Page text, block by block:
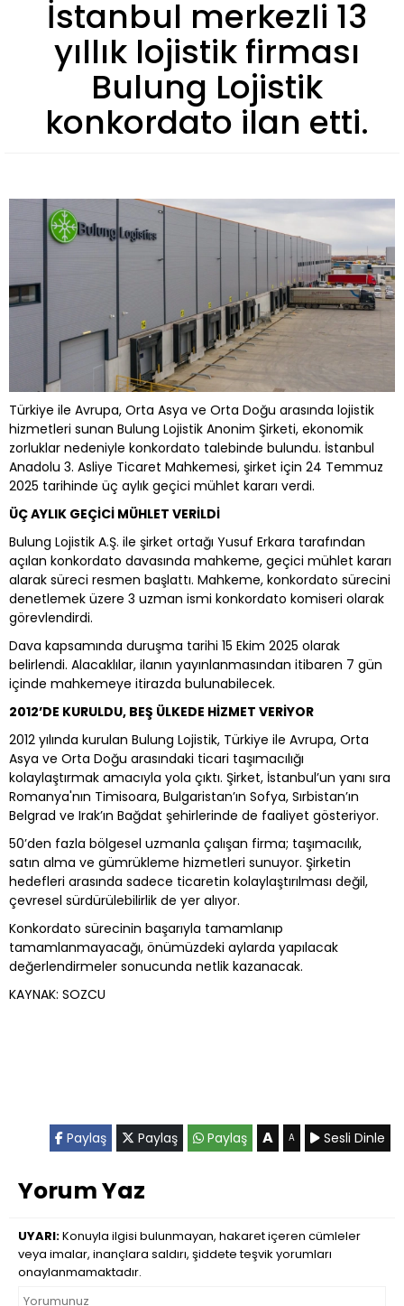
İstanbul merkezli 13
yıllık lojistik firması
Bulung Lojistik
konkordato ilan etti.
Türkiye ile Avrupa, Orta Asya ve Orta Doğu arasında lojistik
hizmetleri sunan Bulung Lojistik Anonim Şirketi, ekonomik
zorluklar nedeniyle konkordato talebinde bulundu. İstanbul
Anadolu 3. Asliye Ticaret Mahkemesi, şirket için 24 Temmuz
2025 tarihinde üç aylık geçici mühlet kararı verdi.
ÜÇ AYLIK GEÇİCİ MÜHLET VERİLDİ
Bulung Lojistik A.Ş. ile şirket ortağı Yusuf Erkara tarafından
açılan konkordato davasında mahkeme, geçici mühlet kararı
alarak süreci resmen başlattı. Mahkeme, konkordato sürecini
denetlemek üzere 3 uzman ismi konkordato komiseri olarak
görevlendirdi.
Dava kapsamında duruşma tarihi 15 Ekim 2025 olarak
belirlendi. Alacaklılar, ilanın yayınlanmasından itibaren 7 gün
içinde mahkemeye itirazda bulunabilecek.
2012’DE KURULDU, BEŞ ÜLKEDE HİZMET VERİYOR
2012 yılında kurulan Bulung Lojistik, Türkiye ile Avrupa, Orta
Asya ve Orta Doğu arasındaki ticari taşımacılığı
kolaylaştırmak amacıyla yola çıktı. Şirket, İstanbul’un yanı sıra
Romanya'nın Timisoara, Bulgaristan’ın Sofya, Sırbistan’ın
Belgrad ve Irak’ın Bağdat şehirlerinde de faaliyet gösteriyor.
50’den fazla bölgesel uzmanla çalışan firma; taşımacılık,
satın alma ve gümrükleme hizmetleri sunuyor. Şirketin
hedefleri arasında sadece ticaretin kolaylaştırılması değil,
çevresel sürdürülebilirlik de yer alıyor.
Konkordato sürecinin başarıyla tamamlanıp
tamamlanmayacağı, önümüzdeki aylarda yapılacak
değerlendirmeler sonucunda netlik kazanacak.
KAYNAK: SOZCU
Paylaş Paylaş Paylaş A A Sesli Dinle
Yorum Yaz
UYARI:Konuyla ilgisi bulunmayan, hakaret içeren cümleler
veya imalar, inançlara saldırı, şiddete teşvik yorumları
onaylanmamaktadır.